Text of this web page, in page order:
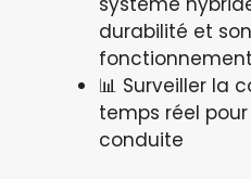
durabilité et
fonctionnement
📊 Surveiller la
temps réel
conduite